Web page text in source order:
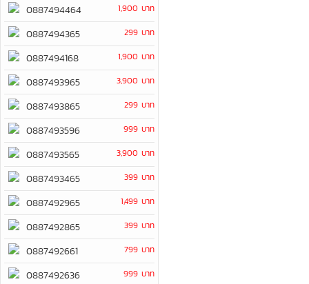
0887494464 1,900 บาท
0887494365 299 บาท
0887494168 1,900 บาท
0887493965 3,900 บาท
0887493865 299 บาท
0887493596 999 บาท
0887493565 3,900 บาท
0887493465 399 บาท
0887492965 1,499 บาท
0887492865 399 บาท
0887492661 799 บาท
0887492636 999 บาท